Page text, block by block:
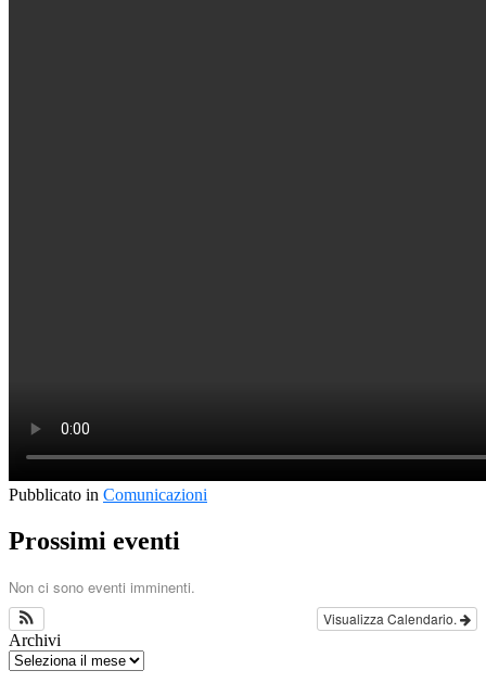
Pubblicato in Comunicazioni
Prossimi eventi
Non ci sono eventi imminenti.
Visualizza Calendario.
Archivi